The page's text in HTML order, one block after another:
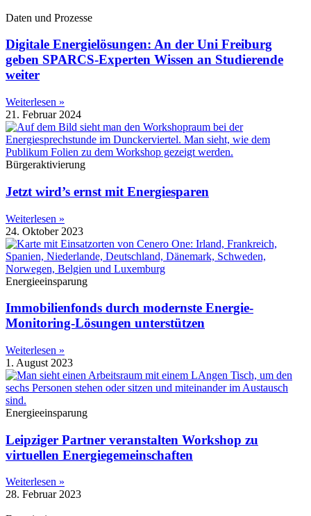
Daten und Prozesse
Digitale Energielösungen: An der Uni Freiburg
geben SPARCS-Experten Wissen an Studierende
weiter
Weiterlesen »
21. Februar 2024
Bürgeraktivierung
Jetzt wird’s ernst mit Energiesparen
Weiterlesen »
24. Oktober 2023
Energieeinsparung
Immobilienfonds durch modernste Energie-
Monitoring-Lösungen unterstützen
Weiterlesen »
1. August 2023
Energieeinsparung
Leipziger Partner veranstalten Workshop zu
virtuellen Energiegemeinschaften
Weiterlesen »
28. Februar 2023